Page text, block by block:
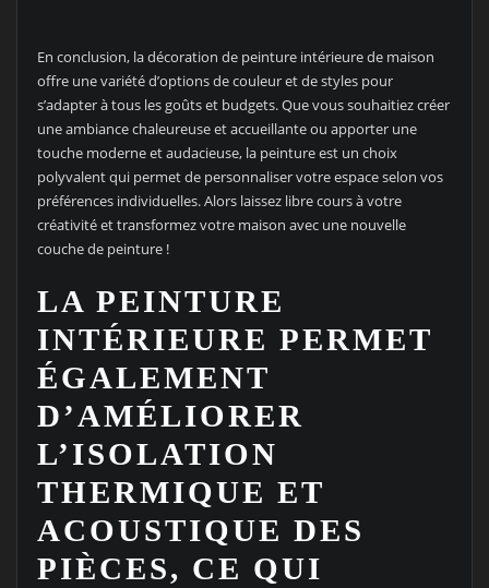
En conclusion, la décoration de peinture intérieure de maison
offre une variété d’options de couleur et de styles pour
s’adapter à tous les goûts et budgets. Que vous souhaitiez créer
une ambiance chaleureuse et accueillante ou apporter une
touche moderne et audacieuse, la peinture est un choix
polyvalent qui permet de personnaliser votre espace selon vos
préférences individuelles. Alors laissez libre cours à votre
créativité et transformez votre maison avec une nouvelle
couche de peinture !
LA PEINTURE
INTÉRIEURE PERMET
ÉGALEMENT
D’AMÉLIORER
L’ISOLATION
THERMIQUE ET
ACOUSTIQUE DES
PIÈCES, CE QUI